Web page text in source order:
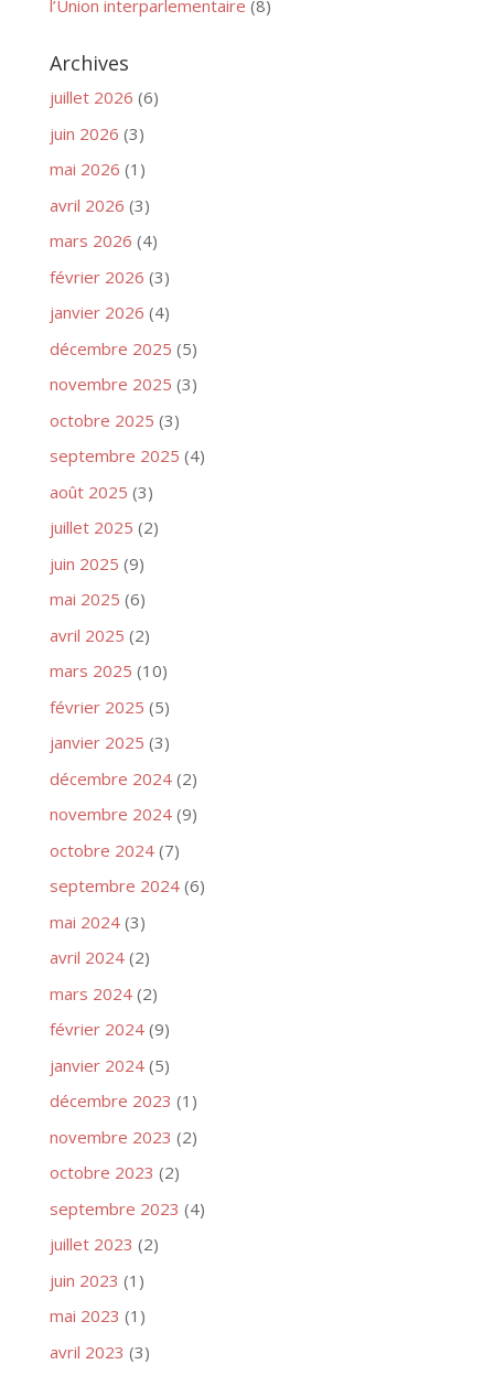
l’Union interparlementaire (8)
Archives
juillet 2026 (6)
juin 2026 (3)
mai 2026 (1)
avril 2026 (3)
mars 2026 (4)
février 2026 (3)
janvier 2026 (4)
décembre 2025 (5)
novembre 2025 (3)
octobre 2025 (3)
septembre 2025 (4)
août 2025 (3)
juillet 2025 (2)
juin 2025 (9)
mai 2025 (6)
avril 2025 (2)
mars 2025 (10)
février 2025 (5)
janvier 2025 (3)
décembre 2024(2)
novembre 2024(9)
octobre 2024(7)
septembre 2024(6)
mai 2024(3)
avril 2024(2)
mars 2024(2)
février 2024(9)
janvier 2024(5)
décembre 2023 (1)
novembre 2023 (2)
octobre 2023 (2)
septembre 2023 (4)
juillet 2023 (2)
juin 2023 (1)
mai 2023 (1)
avril 2023 (3)